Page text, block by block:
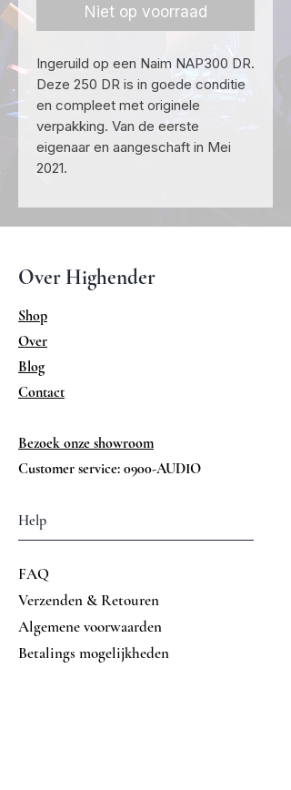
Niet op voorraad
Ingeruild op een Naim NAP300 DR.
Deze 250 DR is in goede conditie
en compleet met originele
verpakking. Van de eerste
eigenaar en aangeschaft in Mei
2021.
Over Highender
Shop
Over
Blog
Contact
Bezoek onze showroom
Customer service: 0900-AUDIO
Help
FAQ
Verzenden & Retouren
Algemene voorwaarden
Betalings mogelijkheden